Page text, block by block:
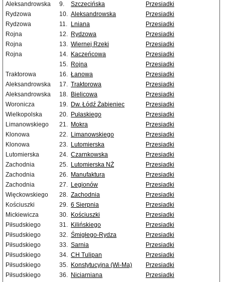
Aleksandrowska
9. Szczecińska
Przesiadki
Rydzowa
10. Aleksandrowska
Przesiadki
Rydzowa
11. Lniana
Przesiadki
Rojna
12. Rydzowa
Przesiadki
Rojna
13. Wiernej Rzeki
Przesiadki
Rojna
14. Kaczeńcowa
Przesiadki
15. Rojna
Przesiadki
Traktorowa
16. Łanowa
Przesiadki
Aleksandrowska
17. Traktorowa
Przesiadki
Aleksandrowska
18. Bielicowa
Przesiadki
Woronicza
19. Dw. Łódź Żabieniec
Przesiadki
Wielkopolska
20. Pułaskiego
Przesiadki
Limanowskiego
21. Mokra
Przesiadki
Klonowa
22. Limanowskiego
Przesiadki
Klonowa
23. Lutomierska
Przesiadki
Lutomierska
24. Czarnkowska
Przesiadki
Zachodnia
25. Lutomierska NŻ
Przesiadki
Zachodnia
26. Manufaktura
Przesiadki
Zachodnia
27. Legionów
Przesiadki
Więckowskiego
28. Zachodnia
Przesiadki
Kościuszki
29. 6 Sierpnia
Przesiadki
Mickiewicza
30. Kościuszki
Przesiadki
Piłsudskiego
31. Kilińskiego
Przesiadki
Piłsudskiego
32. Śmigłego-Rydza
Przesiadki
Piłsudskiego
33. Sarnia
Przesiadki
Piłsudskiego
34. CH Tulipan
Przesiadki
Piłsudskiego
35. Konstytucyjna (Wi-Ma)
Przesiadki
Piłsudskiego
36. Niciarniana
Przesiadki